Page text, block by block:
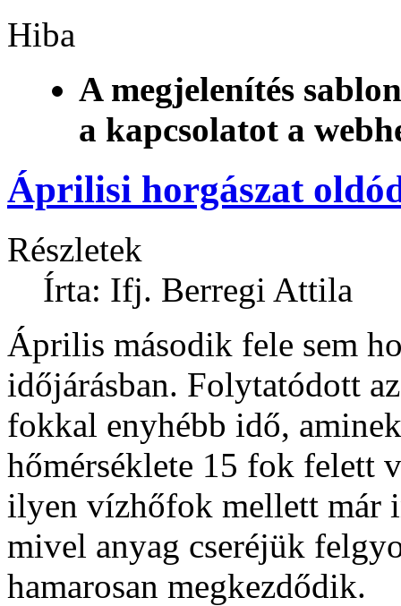
Hiba
A megjelenítés
a kapcsolatot a
Áprilisi horgászat
Részletek
Írta: Ifj. Berregi Attila
Április második fele sem
időjárásban. Folytatódott
fokkal enyhébb idő,
hőmérséklete 15 fok felett
ilyen vízhőfok mellett már
mivel anyag cseréjük
hamarosan megkezdődik.